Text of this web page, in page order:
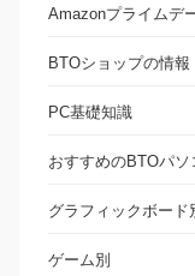
Amazonプライムデ
BTOショップの情報
PC基礎知識
おすすめのBTOパソ
グラフィックボード
ゲーム別